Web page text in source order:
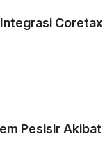
Coretax
Pesisir Akibat